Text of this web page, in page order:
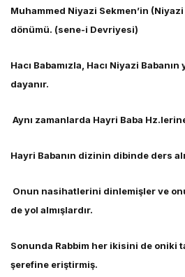
Muhammed Niyazi Sekmen’in (Niyazi
dönümü. (sene-i Devriyesi)
Hacı Babamızla, Hacı Niyazi
dayanır.
Aynı zamanlarda Hayri Baba
Hayri Babanın dizinin dibinde ders
Onun nasihatlerini dinlemişler ve
de yol almışlardır.
Sonunda Rabbim her ikisini de oniki
şerefine eriştirmiş.